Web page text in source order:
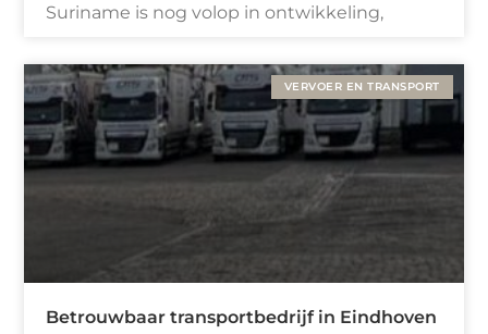
Suriname is nog volop in ontwikkeling,
VERVOER EN TRANSPORT
Betrouwbaar transportbedrijf in Eindhoven